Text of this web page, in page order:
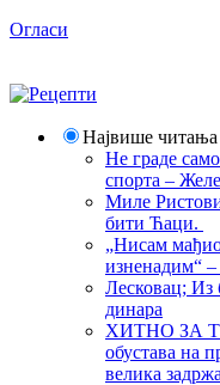
Огласи
Највише читања
Не граде
спорта –
Миле
бити Ћаци.
„Нисам
изненадим“
Лесковац; Из
динара
ХИТНО ЗА
обустава на
велика